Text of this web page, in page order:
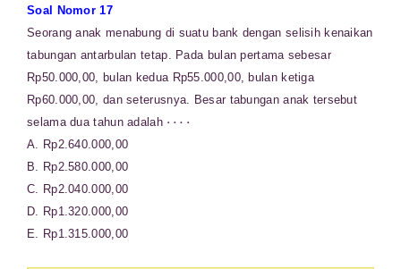
Soal Nomor 17
Seorang anak menabung di suatu bank dengan selisih kenaikan
tabungan antarbulan tetap. Pada bulan pertama sebesar
Rp50.000,00, bulan kedua Rp55.000,00, bulan ketiga
Rp60.000,00, dan seterusnya. Besar tabungan anak tersebut
selama dua tahun adalah
A. Rp2.640.000,00
B. Rp2.580.000,00
C. Rp2.040.000,00
D. Rp1.320.000,00
E. Rp1.315.000,00